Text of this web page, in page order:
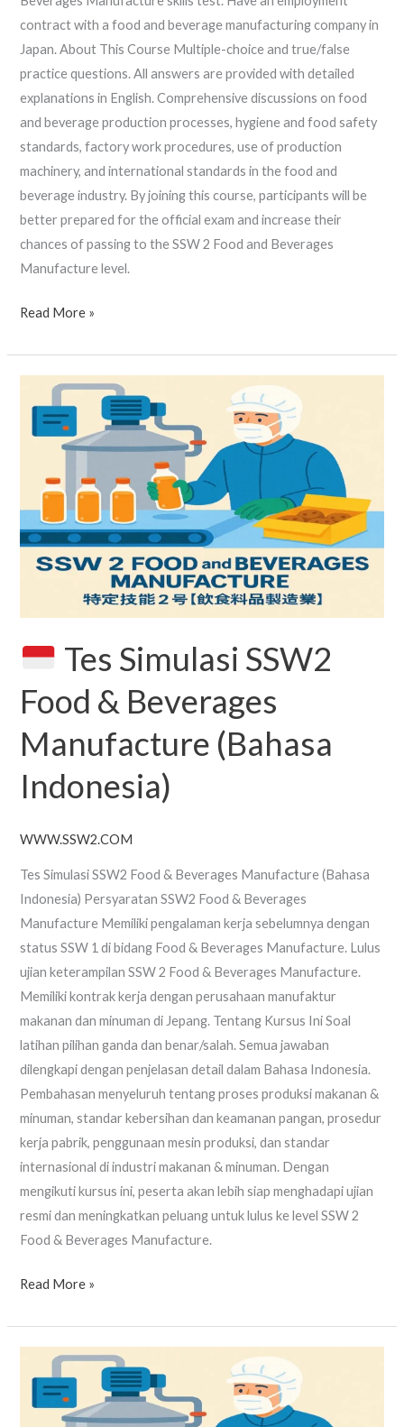
contract with a food and beverage manufacturing company in
Japan. About This Course Multiple-choice and true/false
practice questions. All answers are provided with detailed
explanations in English. Comprehensive discussions on food
and beverage production processes, hygiene and food safety
standards, factory work procedures, use of production
machinery, and international standards in the food and
beverage industry. By joining this course, participants will be
better prepared for the official exam and increase their
chances of passing to the SSW 2 Food and Beverages
Manufacture level.
Read More »
Tes Simulasi SSW2
Food & Beverages
Manufacture (Bahasa
Indonesia)
WWW.SSW2.COM
Tes Simulasi SSW2 Food & Beverages Manufacture (Bahasa
Indonesia) Persyaratan SSW2 Food & Beverages
Manufacture Memiliki pengalaman kerja sebelumnya dengan
status SSW 1 di bidang Food & Beverages Manufacture. Lulus
ujian keterampilan SSW 2 Food & Beverages Manufacture.
Memiliki kontrak kerja dengan perusahaan manufaktur
makanan dan minuman di Jepang. Tentang Kursus Ini Soal
latihan pilihan ganda dan benar/salah. Semua jawaban
dilengkapi dengan penjelasan detail dalam Bahasa Indonesia.
Pembahasan menyeluruh tentang proses produksi makanan &
minuman, standar kebersihan dan keamanan pangan, prosedur
kerja pabrik, penggunaan mesin produksi, dan standar
internasional di industri makanan & minuman. Dengan
mengikuti kursus ini, peserta akan lebih siap menghadapi ujian
resmi dan meningkatkan peluang untuk lulus ke level SSW 2
Food & Beverages Manufacture.
Tes
Simulasi
Food
&
Beverages
Manufacture
Read More »
SSW2
Food